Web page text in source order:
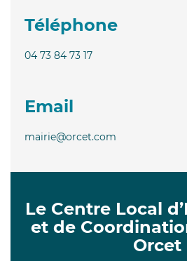
Téléphone
04 73 84 73 17
Email
mairie@orcet.com
Le Centre Local
et de
Orcet